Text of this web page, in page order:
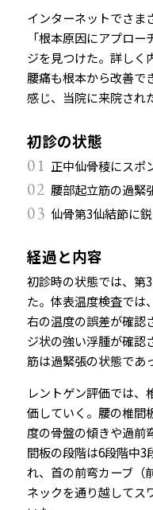
インターネットでさま
「根本原因にアプロ
ジを見つけた。詳しく
腰痛も根本から改善で
感じ、当院に来院され
初診の状態
01 正中仙骨稜にスポ
02 腰部起立筋の過緊
03 仙骨第3仙結節に
経過と内容
初診時の状態では、第
た。体表温度検査では
右の温度の誤差が確認
ジ状の強い浮腫が確認
筋は過緊張の状態であ
レントゲン評価では、
価していく。腰の椎間
度の骨盤の傾きや過前
間板の段階は6段階中3
れ、首の前弯カーブ（
ネックを通り越してス